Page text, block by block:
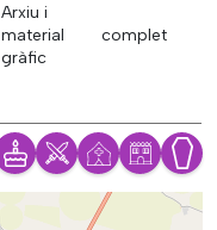
Arxiu i
material
gràfic
complet